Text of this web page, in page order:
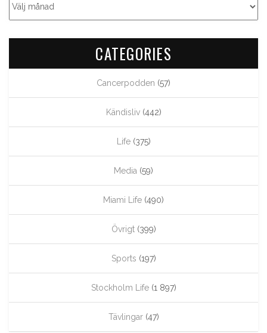
CATEGORIES
Cancerpodden (57)
Kändisliv(442)
Life(375)
Media (59)
Miami Life (490)
Övrigt(399)
Sports (197)
Stockholm Life(1 897)
Tävlingar(47)